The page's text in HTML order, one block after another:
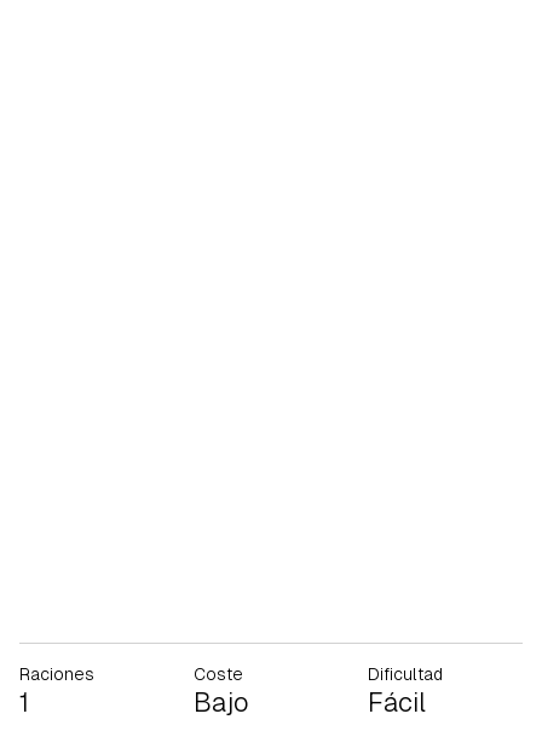
Raciones
1
Coste
Bajo
Dificultad
Fácil